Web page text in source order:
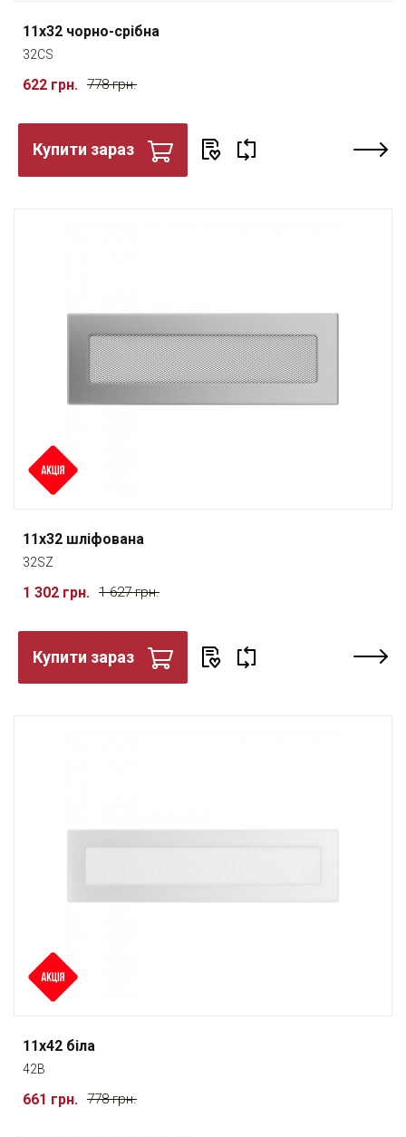
11x32 чорно-срібна
32CS
622 грн. 778 грн.
Купити зараз
11x32 шліфована
32SZ
1 302 грн. 1 627 грн.
Купити зараз
11x42 біла
42B
661 грн. 778 грн.